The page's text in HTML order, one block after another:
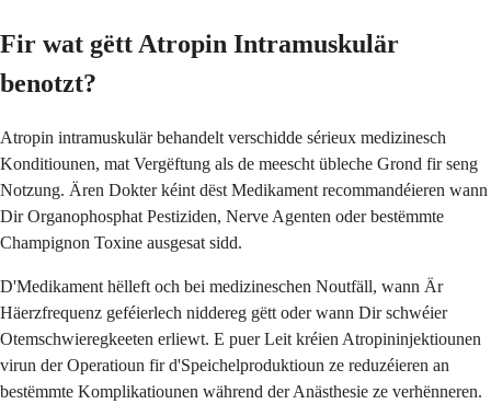
Fir wat gëtt Atropin Intramuskulär
benotzt?
Atropin intramuskulär behandelt verschidde sérieux medizinesch
Konditiounen, mat Vergëftung als de meescht übleche Grond fir seng
Notzung. Ären Dokter kéint dëst Medikament recommandéieren wann
Dir Organophosphat Pestiziden, Nerve Agenten oder bestëmmte
Champignon Toxine ausgesat sidd.
D'Medikament hëlleft och bei medizineschen Noutfäll, wann Är
Häerzfrequenz geféierlech niddereg gëtt oder wann Dir schwéier
Otemschwieregkeeten erliewt. E puer Leit kréien Atropininjektiounen
virun der Operatioun fir d'Speichelproduktioun ze reduzéieren an
bestëmmte Komplikatiounen während der Anästhesie ze verhënneren.